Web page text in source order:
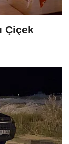
Çiçek